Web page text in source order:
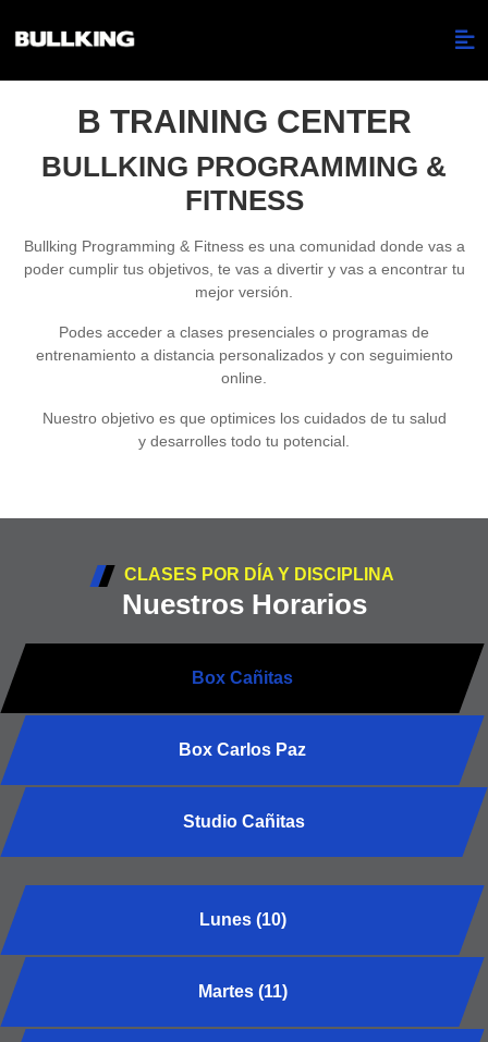
B TRAINING CENTER
BULLKING PROGRAMMING &
FITNESS
Bullking Programming & Fitness es una comunidad donde vas a
poder cumplir tus objetivos, te vas a divertir y vas a encontrar tu
mejor versión.
Podes acceder a clases presenciales o programas de
entrenamiento a distancia personalizados y con seguimiento
online.
Nuestro objetivo es que optimices los cuidados de tu salud
y desarrolles todo tu potencial.
CLASES POR DÍA Y DISCIPLINA
Nuestros Horarios
Box Cañitas
Box Carlos Paz
Studio Cañitas
Lunes (10)
Martes (11)